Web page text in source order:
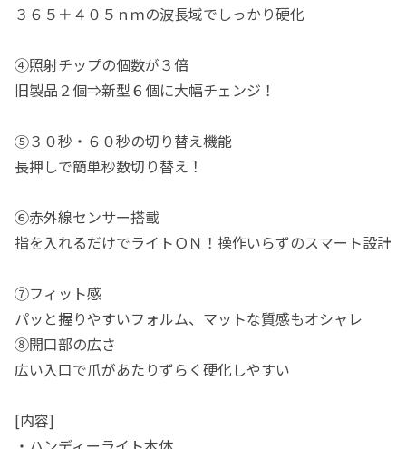
３６５＋４０５ｎｍの波長域でしっかり硬化
④照射チップの個数が３倍
旧製品２個⇒新型６個に大幅チェンジ！
⑤３０秒・６０秒の切り替え機能
長押しで簡単秒数切り替え！
⑥赤外線センサー搭載
指を入れるだけでライトＯＮ！操作いらずのスマート設計
⑦フィット感
パッと握りやすいフォルム、マットな質感もオシャレ
⑧開口部の広さ
広い入口で爪があたりずらく硬化しやすい
[内容]